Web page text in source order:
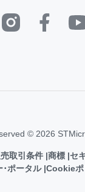
© 2026
売取引条件 商標 セ
･ポータル Cookieポ